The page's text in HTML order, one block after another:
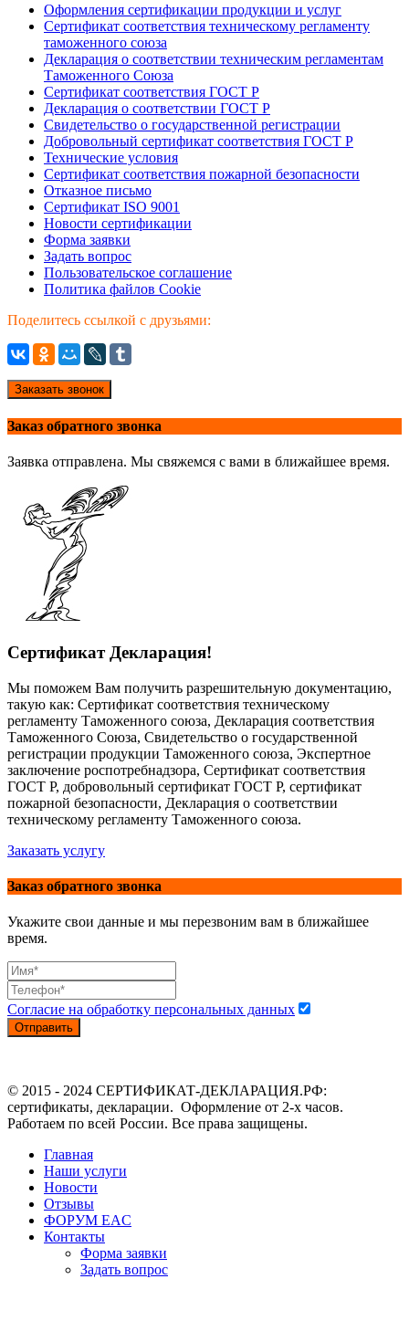
Оформления сертификации продукции и услуг
Сертификат соответствия техническому регламенту
таможенного союза
Декларация о соответствии техническим регламентам
Таможенного Союза
Сертификат соответствия ГОСТ Р
Декларация о соответствии ГОСТ Р
Свидетельство о государственной регистрации
Добровольный сертификат соответствия ГОСТ Р
Технические условия
Сертификат соответствия пожарной безопасности
Отказное письмо
Сертификат ISO 9001
Новости сертификации
Форма заявки
Задать вопрос
Пользовательское соглашение
Политика файлов Cookie
Поделитесь ссылкой с друзьями:
Заказать звонок
Заказ обратного звонка
Заявка отправлена. Мы свяжемся с вами в ближайшее время.
Сертификат Декларация!
Мы поможем Вам получить разрешительную документацию,
такую как: Сертификат соответствия техническому
регламенту Таможенного союза, Декларация соответствия
Таможенного Союза, Свидетельство о государственной
регистрации продукции Таможенного союза, Экспертное
заключение роспотребнадзора, Сертификат соответствия
ГОСТ Р, добровольный сертификат ГОСТ Р, сертификат
пожарной безопасности, Декларация о соответствии
техническому регламенту Таможенного союза.
Заказать услугу
Заказ обратного звонка
Укажите свои данные и мы перезвоним вам в ближайшее
время.
Согласие на обработку персональных данных
Отправить
© 2015 - 2024 СЕРТИФИКАТ-ДЕКЛАРАЦИЯ.РФ:
сертификаты, декларации. Оформление от 2-х часов.
Работаем по всей России. Все права защищены.
Главная
Наши услуги
Новости
Отзывы
ФОРУМ EAC
Контакты
Форма заявки
Задать вопрос